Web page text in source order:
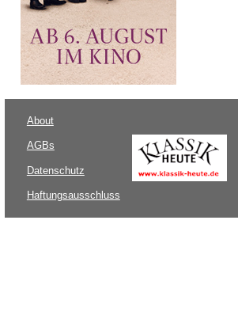
About
AGBs
Datenschutz
Haftungsausschluss